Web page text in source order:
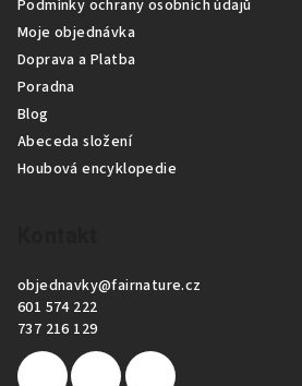
Podmínky ochrany osobních údajů
Moje objednávka
Doprava a Platba
Poradna
Blog
Abeceda složení
Houbová encyklopedie
objednavky@fairnature.cz
601 574 222
737 216 129